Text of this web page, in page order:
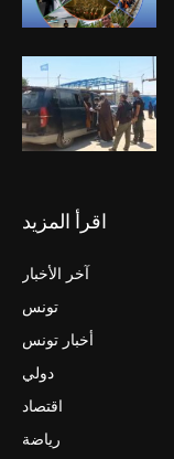
اقرأ المزيد
آخر الأخبار
تونس
أخبار تونس
دولي
اقتصاد
رياضة